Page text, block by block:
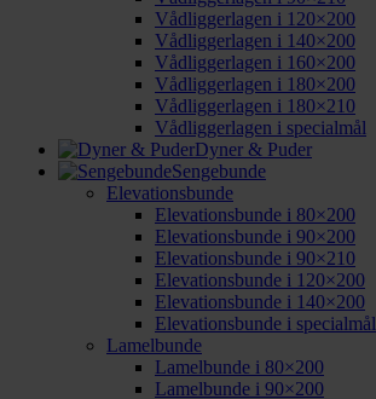
Vådliggerlagen i 120×200
Vådliggerlagen i 140×200
Vådliggerlagen i 160×200
Vådliggerlagen i 180×200
Vådliggerlagen i 180×210
Vådliggerlagen i specialmål
Dyner & Puder
Sengebunde
Elevationsbunde
Elevationsbunde i 80×200
Elevationsbunde i 90×200
Elevationsbunde i 90×210
Elevationsbunde i 120×200
Elevationsbunde i 140×200
Elevationsbunde i specialmål
Lamelbunde
Lamelbunde i 80×200
Lamelbunde i 90×200